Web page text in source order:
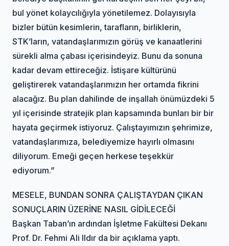
bul yönet kolaycılığıyla yönetilemez. Dolayısıyla
bizler bütün kesimlerin, tarafların, birliklerin,
STK’ların, vatandaşlarımızın görüş ve kanaatlerini
sürekli alma çabası içerisindeyiz. Bunu da sonuna
kadar devam ettireceğiz. İstişare kültürünü
geliştirerek vatandaşlarımızın her ortamda fikrini
alacağız. Bu plan dahilinde de inşallah önümüzdeki 5
yıl içerisinde stratejik plan kapsamında bunları bir bir
hayata geçirmek istiyoruz. Çalıştayımızın şehrimize,
vatandaşlarımıza, belediyemize hayırlı olmasını
diliyorum. Emeği geçen herkese teşekkür
ediyorum.”
MESELE, BUNDAN SONRA ÇALIŞTAYDAN ÇIKAN
SONUÇLARIN ÜZERİNE NASIL GİDİLECEĞİ
Başkan Taban’ın ardından İşletme Fakültesi Dekanı
Prof. Dr. Fehmi Ali Ildır da bir açıklama yaptı.